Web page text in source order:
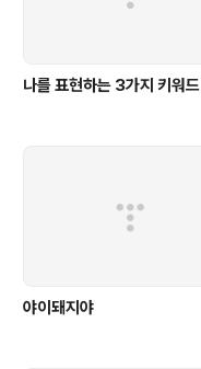
나를 표현하는 3가지 키워드
야이돼지야